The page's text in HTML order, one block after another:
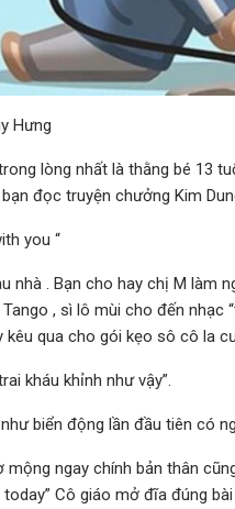
Hưng
lòng nhất là thằng bé 13
đọc truyện chưởng Kim
you “
nhà . Bạn cho hay chị M làm
, sì lô mùi cho đến nhạc
kêu qua cho gói kẹo sô cô la
kháu khỉnh như vậy”.
biển động lần đầu tiên có
ngay chính bản thân
Cô giáo mở đĩa đúng